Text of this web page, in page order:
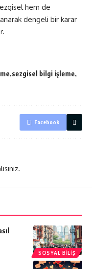
hem de
dengeli bir karar
sezgisel bilgi işleme
Facebook
.
SOSYAL BILIŞ